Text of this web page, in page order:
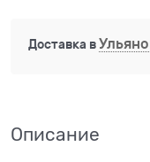
Доставка в
Описание